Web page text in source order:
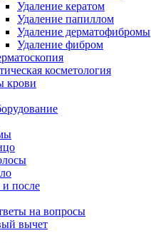
Удаление кератом
Удаление папиллом
Удаление дерматофибромы
Удаление фибром
косметология
крови
после
на вопросы
вычет